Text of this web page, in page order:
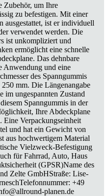
Zubehör, um Ihre
zu befestigen. Mit einer
ausgestattet, ist er individuell
verwendet werden. Die
ist unkompliziert und
ermöglicht eine schnelle
Das dehnbare
Anwendung und eine
des Spanngummis
mm. Die Längenangabe
im ungespannten Zustand
Spanngummis in der
Ihre Abdeckplane
Eine Verpackungseinheit
und hat ein Gewicht von
aus hochwertigem Material
Vielzweck-Befestigung
für Fahrrad, Auto, Haus
(GPSR)Name des
Zelte GmbHStraße: Lise-
+49
planen.de